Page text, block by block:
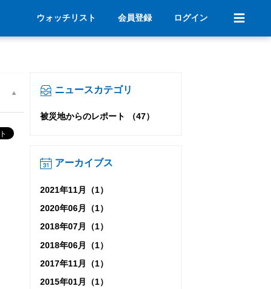
ウォッチリスト 会員登録 ログイン
ニュースカテゴリ
被災地からのレポート （47）
アーカイブス
2021年11月（1）
2020年06月（1）
2018年07月（1）
2018年06月（1）
2017年11月（1）
2015年01月（1）